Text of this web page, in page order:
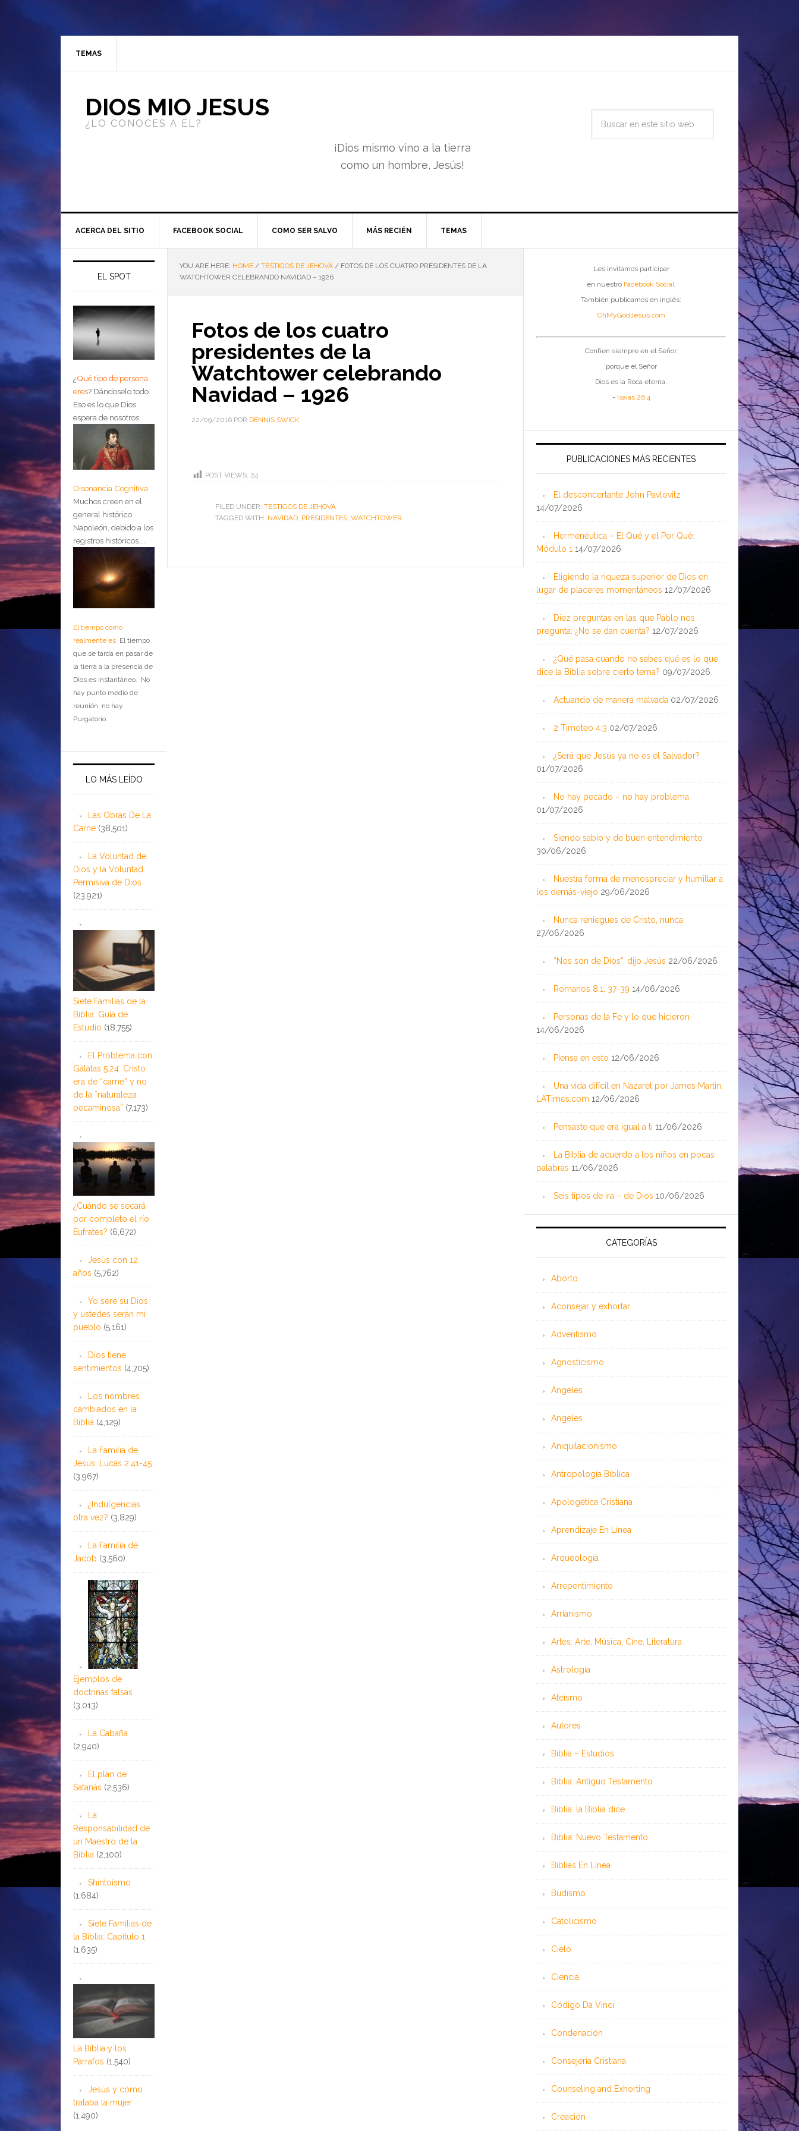
TEMAS
DIOS MIO JESUS
¿LO CONOCES A ÉL?
¡Dios mismo vino a la tierra
como un hombre, Jesús!
ACERCA DEL SITIO FACEBOOK SOCIAL COMO SER SALVO MÁS RECIÉN TEMAS
YOU ARE HERE: HOME / TESTIGOS DE JEHOVÁ / FOTOS DE LOS CUATRO PRESIDENTES DE LA
WATCHTOWER CELEBRANDO NAVIDAD – 1926
Fotos de los cuatro
presidentes de la
Watchtower celebrando
Navidad – 1926
22/09/2016 POR DENNIS SWICK
POST VIEWS: 24
FILED UNDER: TESTIGOS DE JEHOVÁ
TAGGED WITH: NAVIDAD, PRESIDENTES, WATCHTOWER
Les invitamos participar
en nuestro Facebook Social.
También publicamos en inglés:
OhMyGodJesus.com
Confíen siempre en el Señor,
porque el Señor
Dios es la Roca eterna.
- Isaías 26:4
PUBLICACIONES MÁS RECIENTES
El desconcertante John Pavlovitz
14/07/2026
Hermenéutica – El Qué y el Por Qué:
Módulo 1 14/07/2026
Eligiendo la riqueza superior de Dios en
lugar de placeres momentáneos 12/07/2026
Diez preguntas en las que Pablo nos
pregunta: ¿No se dan cuenta? 12/07/2026
¿Qué pasa cuando no sabes qué es lo que
dice la Biblia sobre cierto tema? 09/07/2026
Actuando de manera malvada 02/07/2026
2 Timoteo 4:3 02/07/2026
¿Será que Jesús ya no es el Salvador?
01/07/2026
No hay pecado – no hay problema
01/07/2026
Siendo sabio y de buen entendimiento
30/06/2026
Nuestra forma de menospreciar y humillar a
los demás-viejo 29/06/2026
Nunca reniegues de Cristo, nunca
27/06/2026
“Nos son de Dios”, dijo Jesús 22/06/2026
Romanos 8:1, 37-39 14/06/2026
Personas de la Fe y lo que hicieron
14/06/2026
Piensa en esto 12/06/2026
Una vida difícil en Nazaret por James Martin;
LATimes.com 12/06/2026
Pensaste que era igual a ti 11/06/2026
La Biblia de acuerdo a los niños en pocas
palabras 11/06/2026
Seis tipos de ira – de Dios 10/06/2026
CATEGORÍAS
Aborto
Aconsejar y exhortar
Adventismo
Agnosticismo
Ángeles
Angeles
Aniquilacionismo
Antropología Bíblica
Apologética Cristiana
Aprendizaje En Línea
Arqueología
Arrepentimiento
Arrianismo
Artes: Arte, Música, Cine, Literatura
Astrología
Ateísmo
Autores
Biblia – Estudios
Biblia: Antiguo Testamento
Biblia: la Biblia dice
Biblia: Nuevo Testamento
Bíblias En Línea
Budismo
Catolicismo
Cielo
Ciencia
Código Da Vinci
Condenación
Consejería Cristiana
Counseling and Exhorting
Creación
EL SPOT
¿Qué tipo de persona
eres? Dándoselo todo.
Eso es lo que Dios
espera de nosotros.
Disonancia Cognitiva
Muchos creen en el
general histórico
Napoleón, debido a los
registros históricos....
El tiempo como
realmente es El tiempo
que se tarda en pasar de
la tierra a la presencia de
Dios es instantáneo. No
hay punto medio de
reunión, no hay
Purgatorio.
LO MÁS LEÍDO
Las Obras De La
Carne (38,501)
La Voluntad de
Dios y la Voluntad
Permisiva de Dios
(23,921)
Siete Familias de la
Biblia: Guía de
Estudio (18,755)
El Problema con
Gálatas 5:24: Cristo
era de “carne” y no
de la ¨naturaleza
pecaminosa” (7,173)
¿Cuándo se secará
por completo el río
Éufrates? (6,672)
Jesús con 12
años (5,762)
Yo seré su Dios
y ustedes serán mi
pueblo (5,161)
Dios tiene
sentimientos (4,705)
Los nombres
cambiados en la
Biblia (4,129)
La Familia de
Jesús: Lucas 2:41-45
(3,967)
¿Indulgencias
otra vez? (3,829)
La Familia de
Jacob (3,560)
Ejemplos de
doctrinas falsas
(3,013)
La Cabaña
(2,940)
El plan de
Satanás (2,536)
La
Responsabilidad de
un Maestro de la
Biblia (2,100)
Shintoísmo
(1,684)
Siete Familias de
la Biblia: Capítulo 1
(1,635)
La Biblia y los
Párrafos (1,540)
Jesús y cómo
trataba la mujer
(1,490)